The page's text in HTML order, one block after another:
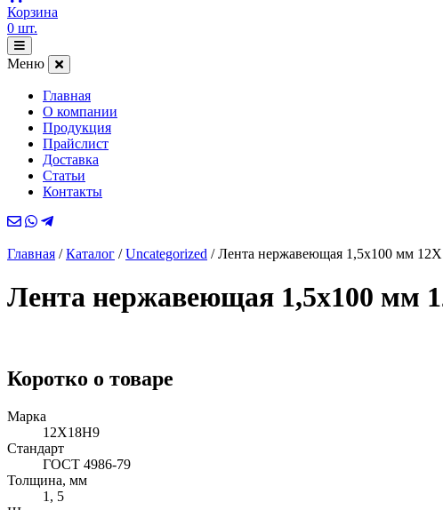
Корзина
0 шт.
Открыть
меню
Меню
Главная
О компании
Продукция
Прайслист
Доставка
Статьи
Контакты
Главная /Каталог /Uncategorized /Лента нержавеющая 1,5х100 мм
Лента нержавеющая 1,5х100 мм
Коротко о товаре
Марка
12Х18Н9
Стандарт
ГОСТ 4986-79
Толщина, мм
1, 5